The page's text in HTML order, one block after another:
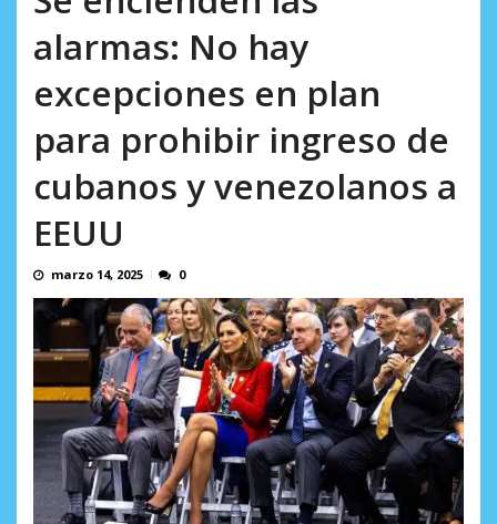
alarmas: No hay
excepciones en plan
para prohibir ingreso de
cubanos y venezolanos a
EEUU
marzo 14, 2025 0